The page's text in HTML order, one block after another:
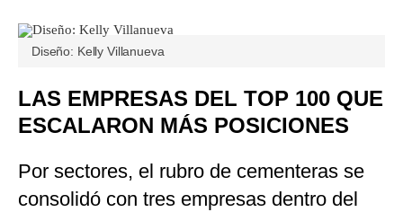
Diseño: Kelly Villanueva
LAS EMPRESAS DEL TOP 100 QUE
ESCALARON MÁS POSICIONES
Por sectores, el rubro de cementeras se
consolidó con tres empresas dentro del